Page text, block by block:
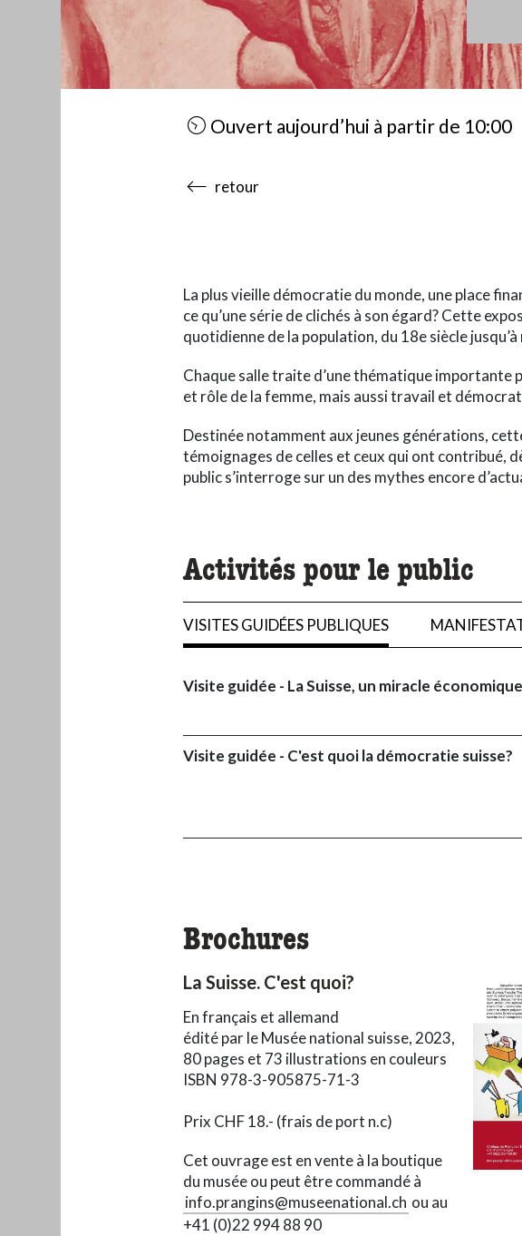
Ouvert aujourd’hui à partir de 10:00
accessibility.sr-only.body-term
retour
La plus vieille démocratie du monde, une place
ce qu’une série de clichés à son égard? Cette
quotidienne de la population, du 18e siècle jusqu’à
Chaque salle traite d’une thématique importante
et rôle de la femme, mais aussi travail et
Destinée notamment aux jeunes générations,
témoignages de celles et ceux qui ont contribué,
public s’interroge sur un des mythes encore
Activités pour le public
VISITES GUIDÉES PUBLIQUES
Visite guidée - La Suisse, un miracle
Visite guidée - C'est quoi la démocratie suisse?
Brochures
La Suisse. C'est quoi?
En français et allemand
édité par le Musée national suisse, 2023,
80 pages et 73 illustrations en couleurs
ISBN 978-3-905875-71-3
Prix CHF 18.- (frais de port n.c)
Cet ouvrage est en vente à la boutique
du musée ou peut être commandé à
info.prangins@museenational.ch ou au
+41 (0)22 994 88 90